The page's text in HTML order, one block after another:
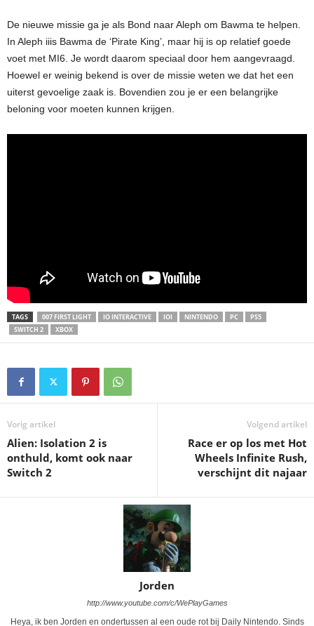
De nieuwe missie ga je als Bond naar Aleph om Bawma te helpen.
In Aleph iiis Bawma de ‘Pirate King’, maar hij is op relatief goede
voet met MI6. Je wordt daarom speciaal door hem aangevraagd.
Hoewel er weinig bekend is over de missie weten we dat het een
uiterst gevoelige zaak is. Bovendien zou je er een belangrijke
beloning voor moeten kunnen krijgen.
TAGS 007 FIRST LIGHT IO INTERACTIVE IOI NINTENDO PC
PS5
SWITCH 2
XBOX
Vorig artikel
Alien: Isolation 2 is
onthuld, komt ook naar
Switch 2
Volgend artikel
Race er op los met Hot
Wheels Infinite Rush,
verschijnt dit najaar
Jorden
http://www.youtube.com/c/WePlayGames
Heya, ik ben Jorden en ondertussen al een oude rot bij Daily Nintendo. Sinds